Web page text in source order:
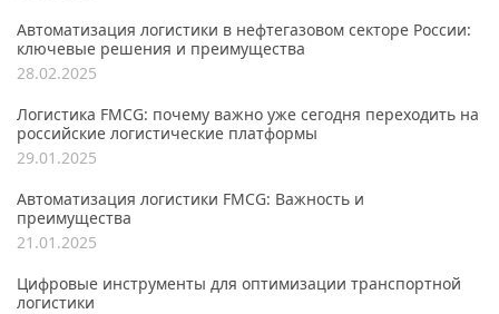
Автоматизация логистики в нефтегазовом секторе России:
ключевые решения и преимущества
28.02.2025
Логистика FMCG: почему важно уже сегодня переходить на
российские логистические платформы
29.01.2025
Автоматизация логистики FMCG: Важность и
преимущества
21.01.2025
Цифровые инструменты для оптимизации транспортной
логистики